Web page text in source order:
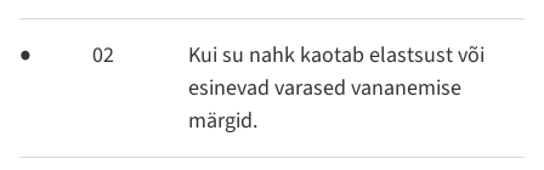
02
Kui su nahk kaotab elastsust või
esinevad varased vananemise
märgid.